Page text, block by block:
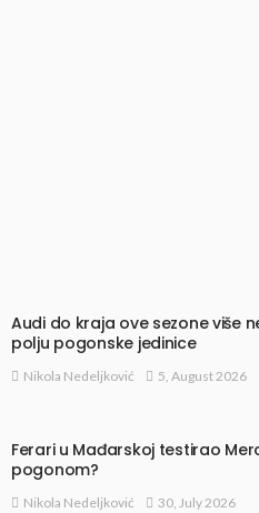
Audi do kraja ove sezone više
polju pogonske jedinice
Nikola Nedeljković 5, August 2026
Ferari u Mađarskoj testirao
pogonom?
Nikola Nedeljković 30, July 2026